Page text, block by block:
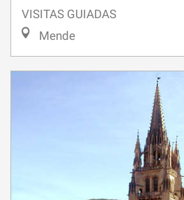
VISITAS GUIADAS
Mende